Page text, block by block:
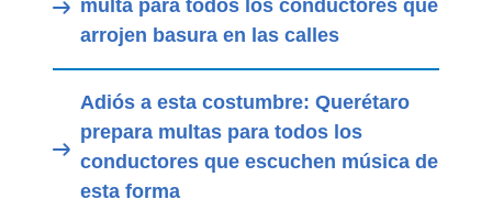
multa para todos los conductores que
arrojen basura en las calles
Adiós a esta costumbre: Querétaro
prepara multas para todos los
conductores que escuchen música de
esta forma